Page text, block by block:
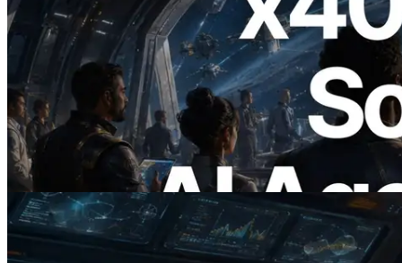
2026.07.04
ERPC lança Solana RPC com suporte a
x402 — A era em que agentes de IA
pagam sob demanda pelas APIs de que
precisam
Ler este artigo